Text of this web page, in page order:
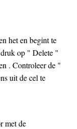
het en begint te
op " Delete "
. Controleer de "
uit de cel te
met de